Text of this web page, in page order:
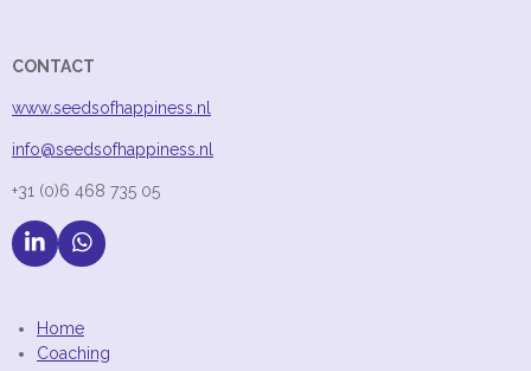
CONTACT
www.seedsofhappiness.nl
info@seedsofhappiness.nl
+31 (0)6 468 735 05
L
i
k
e
d
W
h
s
A
Home
Coaching